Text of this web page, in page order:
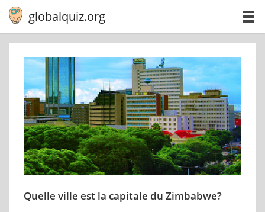
globalquiz.org
Quelle ville est la capitale du Zimbabwe?